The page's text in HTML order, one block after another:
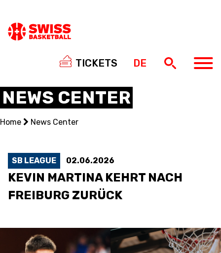
TICKETS DE
CENTRE NATIONAL
NATIONAL COMPETITIONS
3X3
NEWS CENTER
Home News Center
SB LEAGUE 02.06.2026
KEVIN MARTINA KEHRT NACH
FREIBURG ZURÜCK